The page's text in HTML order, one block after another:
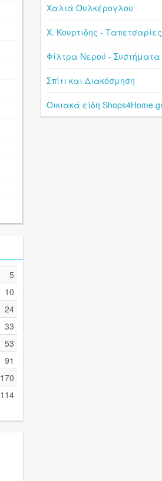
5
10
24
33
53
91
170
114
Χαλιά Ουλκέρογλου
Χ. Κουρτιδης -
Φίλτρα Νερού -
Σπίτι και Διακόσμηση
Οικιακά είδη